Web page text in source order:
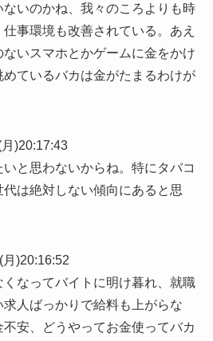
いのかね、我々のころよりも時
事環境も改善されている。あえ
いスマホとかゲームに金をかけ
ているバカは金がたまるわけが
)20:17:43
と思わないからね。特にタバコ
は絶対しない傾向にあると思
)20:16:52
なってバイトに明け暮れ、就職
人ばっかりで給料も上がらな
安、どうやってお金使ってバカ